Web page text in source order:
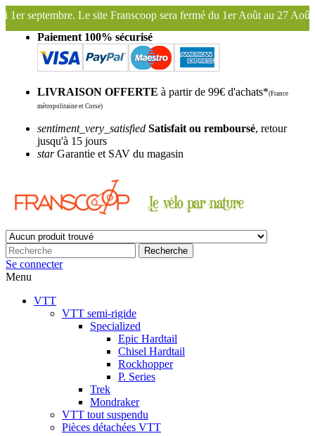
sera fermé du 1er Août au 27 Août inclus. Bonnes
Paiement 100% sécurisé
LIVRAISON OFFERTE à partir de 99€ d'achats*(France
métropolitaine et Corse)
sentiment_very_satisfied Satisfait ou remboursé, retour
jusqu'à 15 jours
starGarantie et SAV du magasin
Recherche
Se connecter
Menu
VTT
VTT semi-rigide
Specialized
Epic Hardtail
Chisel Hardtail
Rockhopper
P. Series
Trek
Mondraker
VTT tout suspendu
Pièces détachées VTT